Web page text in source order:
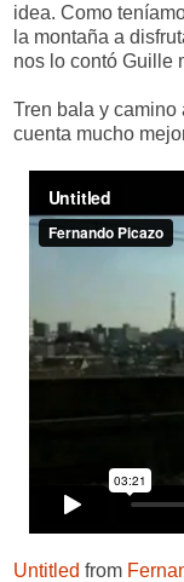
idea. Como
la montaña a
nos lo contó Guille
Tren bala y camino
cuenta mucho
Untitled from